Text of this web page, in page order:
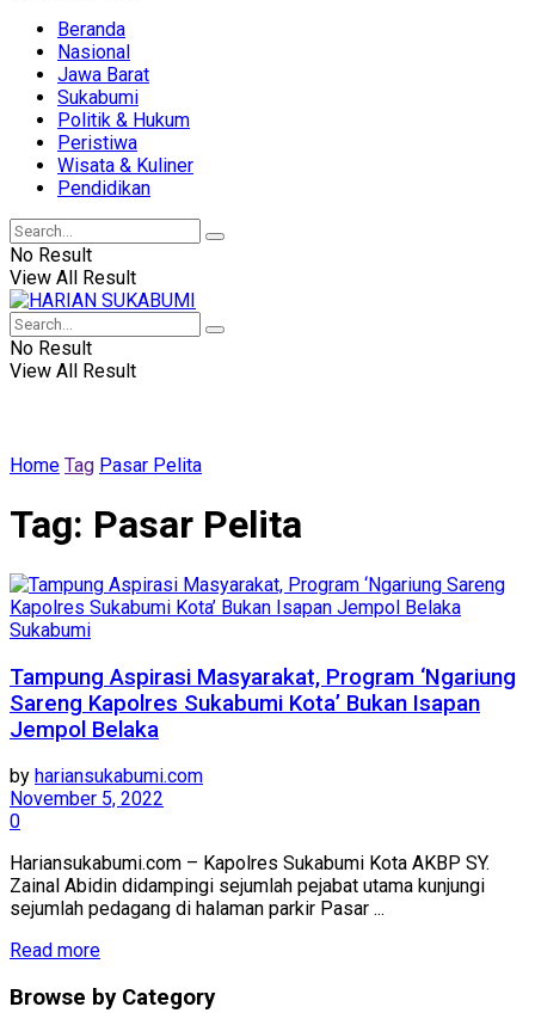
Beranda
Nasional
Jawa Barat
Sukabumi
Politik & Hukum
Peristiwa
Wisata & Kuliner
Pendidikan
No Result
View All Result
No Result
View All Result
Home Tag Pasar Pelita
Tag: Pasar Pelita
Sukabumi
Tampung Aspirasi Masyarakat, Program ‘Ngariung
Sareng Kapolres Sukabumi Kota’ Bukan Isapan
Jempol Belaka
by hariansukabumi.com
November 5, 2022
0
Hariansukabumi.com – Kapolres Sukabumi Kota AKBP SY.
Zainal Abidin didampingi sejumlah pejabat utama kunjungi
sejumlah pedagang di halaman parkir Pasar ...
Read more
Browse by Category